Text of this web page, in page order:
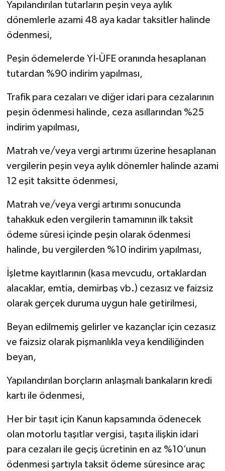
Yapılandırılan tutarların peşin veya aylık
dönemlerle azami 48 aya kadar taksitler halinde
ödenmesi,
Peşin ödemelerde Yİ-ÜFE oranında hesaplanan
tutardan %90 indirim yapılması,
Trafik para cezaları ve diğer idari para cezalarının
peşin ödenmesi halinde, ceza asıllarından %25
indirim yapılması,
Matrah ve/veya vergi artırımı üzerine hesaplanan
vergilerin peşin veya aylık dönemler halinde azami
12 eşit taksitte ödenmesi,
Matrah ve/veya vergi artırımı sonucunda
tahakkuk eden vergilerin tamamının ilk taksit
ödeme süresi içinde peşin olarak ödenmesi
halinde, bu vergilerden %10 indirim yapılması,
İşletme kayıtlarının (kasa mevcudu, ortaklardan
alacaklar, emtia, demirbaş vb.) cezasız ve faizsiz
olarak gerçek duruma uygun hale getirilmesi,
Beyan edilmemiş gelirler ve kazançlar için cezasız
ve faizsiz olarak pişmanlıkla veya kendiliğinden
beyan,
Yapılandırılan borçların anlaşmalı bankaların kredi
kartı ile ödenmesi,
Her bir taşıt için Kanun kapsamında ödenecek
olan motorlu taşıtlar vergisi, taşıta ilişkin idari
para cezaları ile geçiş ücretinin en az %10’unun
ödenmesi şartıyla taksit ödeme süresince araç